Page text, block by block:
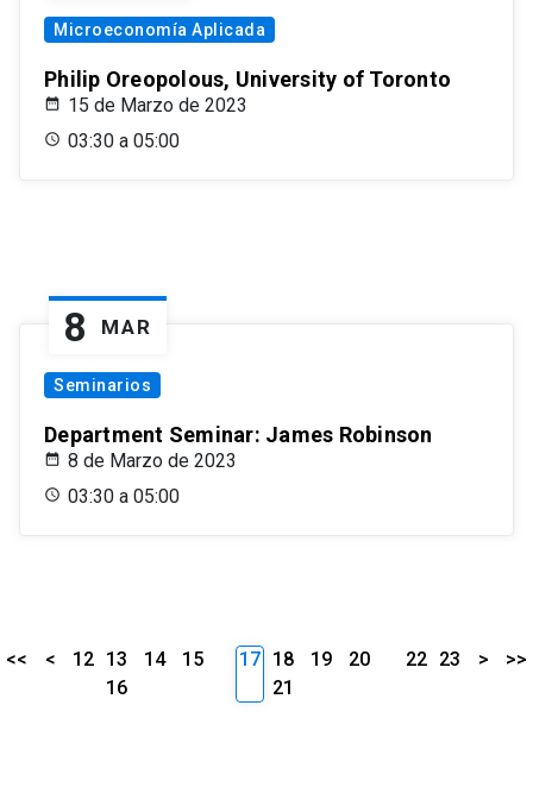
Microeconomía Aplicada
Philip Oreopolous, University of Toronto
15 de Marzo de 2023
03:30 a 05:00
8 MAR
Seminarios
Department Seminar: James Robinson
8 de Marzo de 2023
03:30 a 05:00
<< < 12 13 14
15
16
17 18 19
20
21
22 23 > >>